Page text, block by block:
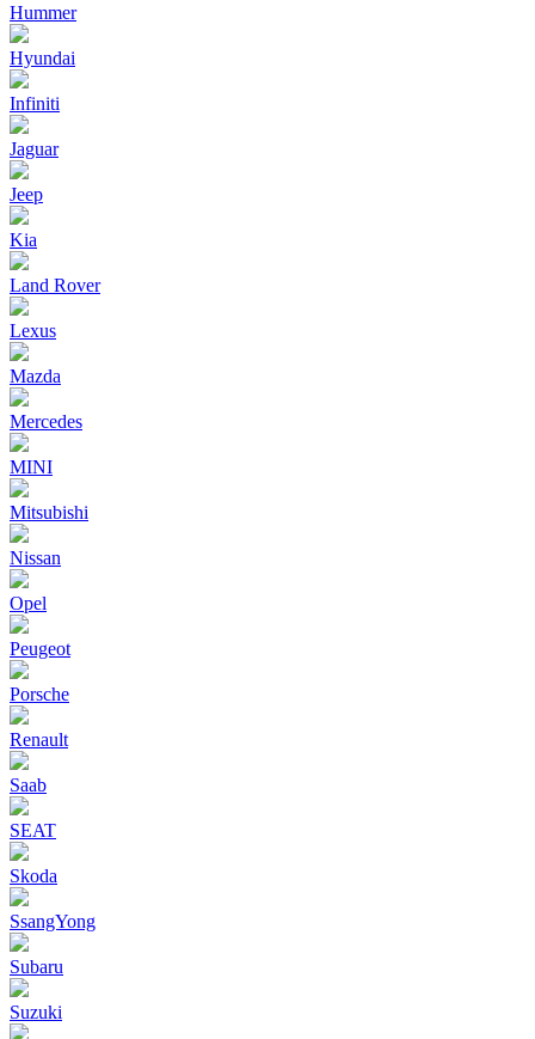
Hummer
Hyundai
Infiniti
Jaguar
Jeep
Kia
Land Rover
Lexus
Mazda
Mercedes
MINI
Mitsubishi
Nissan
Opel
Peugeot
Porsche
Renault
Saab
SEAT
Skoda
SsangYong
Subaru
Suzuki